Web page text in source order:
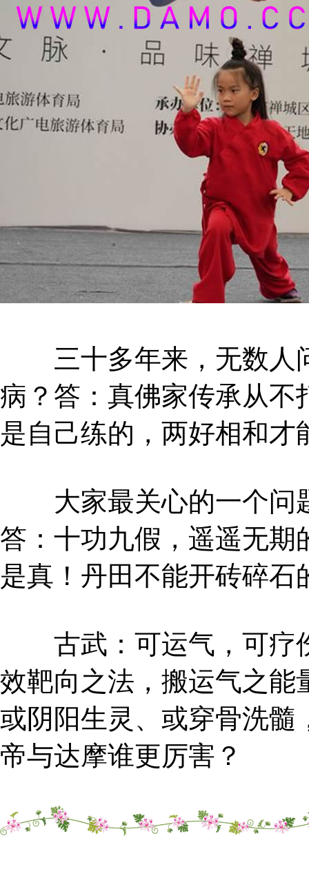
三十多年来，无数人
病？答：真佛家传承从不
是自己练的，两好相和
大家最关心的一个问
答：十功九假，遥遥无期
是真！丹田不能开砖碎
古武：可运气，可疗
效靶向之法，搬运气之能
或阴阳生灵、或穿骨洗髓
帝与达摩谁更厉害？